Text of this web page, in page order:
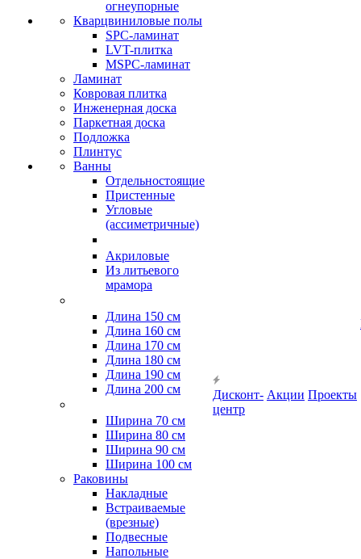
огнеупорные
Кварцвиниловые полы
SPC-ламинат
LVT-плитка
MSPC-ламинат
Ламинат
Ковровая плитка
Инженерная доска
Паркетная доска
Подложка
Плинтус
Ванны
Отдельностоящие
Пристенные
Угловые
(ассиметричные)
Акриловые
Из литьевого
мрамора
Длина 150 см
Длина 160 см
Длина 170 см
Длина 180 см
Длина 190 см
Длина 200 см
Ширина 70 см
Ширина 80 см
Ширина 90 см
Ширина 100 см
Раковины
Накладные
Встраиваемые
(врезные)
Подвесные
Напольные
Дисконт-
центр
Акции Проекты